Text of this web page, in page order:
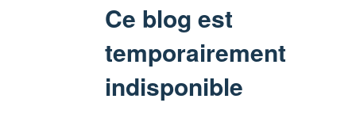
Ce blog est
temporairement
indisponible